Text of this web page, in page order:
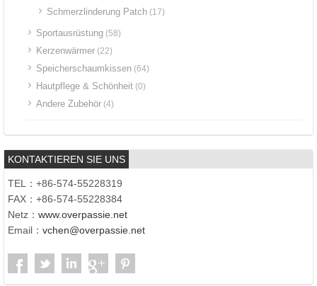
Schmerzlinderung Patch (17)
Sportausrüstung (58)
Kerzenwärmer (22)
Speicherschaumkissen (64)
Hautpflege & Schönheit (0)
Andere Zubehör (4)
KONTAKTIEREN SIE UNS
TEL：+86-574-55228319
FAX：+86-574-55228384
Netz： www.overpassie.net
Email： vchen@overpassie.net